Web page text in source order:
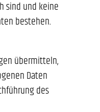
sind und keine
bestehen.
übermitteln,
Daten
des